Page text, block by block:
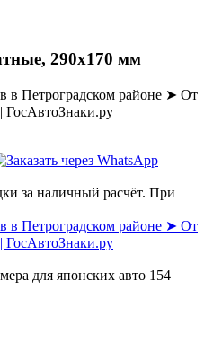
290х170 мм
за наличный расчёт. При